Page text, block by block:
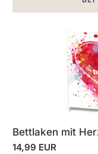
Bettlaken mit
14,99 EUR